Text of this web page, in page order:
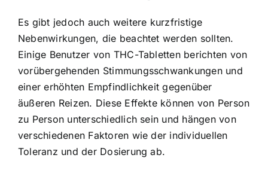
Es gibt jedoch auch weitere kurzfristige
Nebenwirkungen, die beachtet werden sollten.
Einige Benutzer von THC-Tabletten berichten von
vorübergehenden Stimmungsschwankungen und
einer erhöhten Empfindlichkeit gegenüber
äußeren Reizen. Diese Effekte können von Person
zu Person unterschiedlich sein und hängen von
verschiedenen Faktoren wie der individuellen
Toleranz und der Dosierung ab.